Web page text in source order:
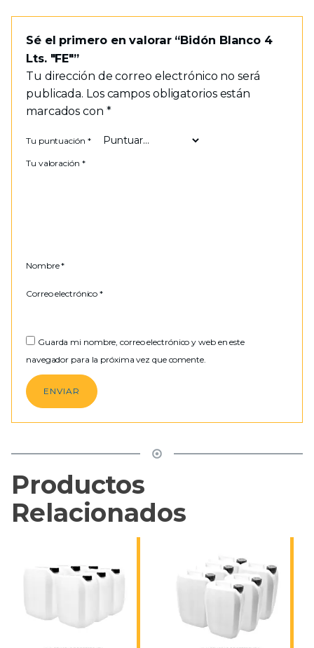
Sé el primero en valorar “Bidón Blanco 4
Lts. "FE"”
Tu dirección de correo electrónico no será
publicada. Los campos obligatorios están
marcados con *
Tu puntuación *
Tu valoración *
Nombre*
Correo electrónico*
Guarda mi nombre, correo electrónico y web en este
navegador para la próxima vez que comente.
Productos
Relacionados